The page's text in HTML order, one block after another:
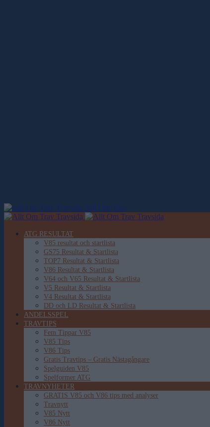
Allt Om Trav
ATG RESULTAT
V85 resultat och startlista
GS75 Resultat & Startlista
TOP7 Resultat & Startlista
V86 Resultat & Startlista
V64 och V65 Resultat & Startlista
V5 Resultat & Startlista
V4 Resultat & Startlista
DD och LD Resultat & Startlista
ANDELSSPEL
TRAVTIPS
Fem Tippar V85
V85 Tips
V86 Tips
Gratis Travtips – Gratis Nästagångare
Spelguiden V85
Spelformer ATG
TRAVNYHETER
GRATIS V85 och V86 tips med analyser
Travnytt
V85 Nytt
V86 Nytt